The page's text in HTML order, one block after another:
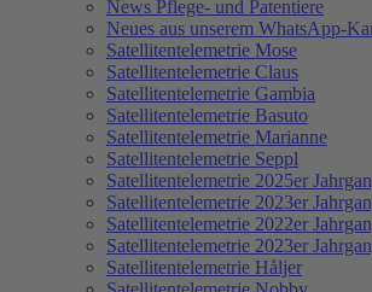
News Pflege- und Patentiere
Neues aus unserem WhatsApp-
Satellitentelemetrie Mose
Satellitentelemetrie Claus
Satellitentelemetrie Gambia
Satellitentelemetrie Basuto
Satellitentelemetrie Marianne
Satellitentelemetrie Seppl
Satellitentelemetrie 2025er
Satellitentelemetrie 2023er
Satellitentelemetrie 2022er
Satellitentelemetrie 2023er
Satellitentelemetrie Håljer